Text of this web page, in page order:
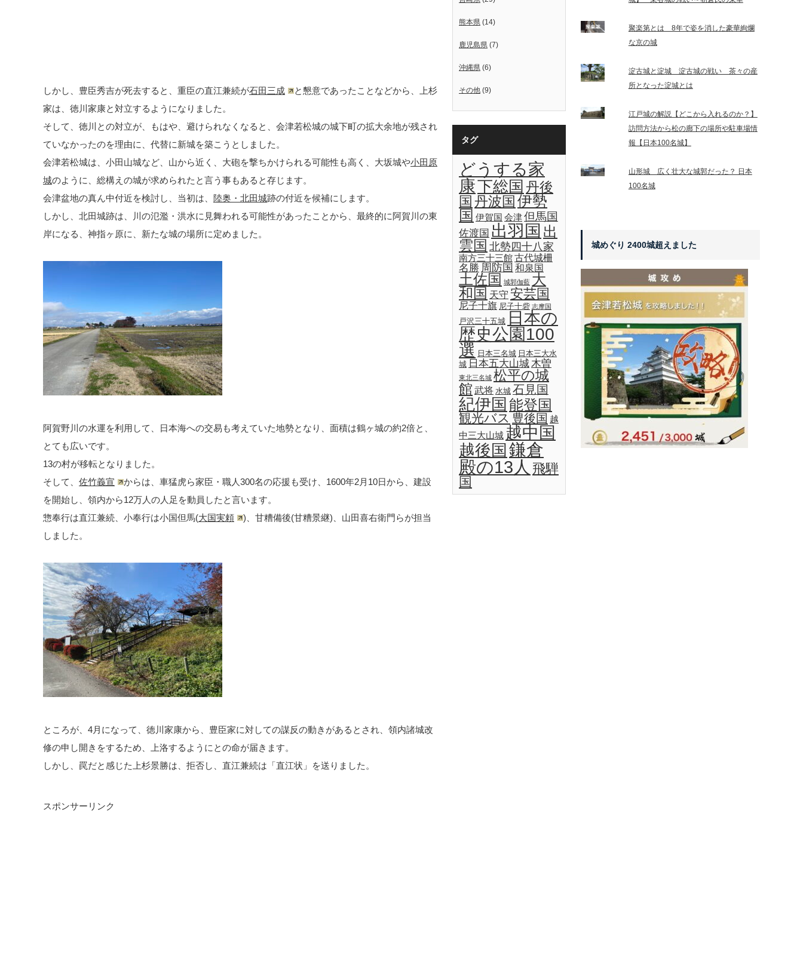
しかし、豊臣秀吉が死去すると、重臣の直江兼続が石田三成
と懇意であったことなどから、上杉
家は、徳川家康と対立するようになりました。
そして、徳川との対立が、もはや、避けられなくなると、会津若松城の城下町の拡大余地が残され
ていなかったのを理由に、代替に新城を築こうとしました。
会津若松城は、小田山城など、山から近く、大砲を撃ちかけられる可能性も高く、大坂城や小田原
城のように、総構えの城が求められたと言う事もあると存じます。
会津盆地の真ん中付近を検討し、当初は、 陸奥・北田城跡の付近を候補にします。
しかし、北田城跡は、川の氾濫・洪水に見舞われる可能性があったことから、最終的に阿賀川の東
岸になる、神指ヶ原に、新たな城の場所に定めました。
阿賀野川の水運を利用して、日本海への交易も考えていた地勢となり、面積は鶴ヶ城の約2倍と、
とても広いです。
13の村が移転となりました。
そして、 佐竹義宣
からは、車猛虎ら家臣・職人300名の応援も受け、1600年2月10日から、建設
を開始し、領内から12万人の人足を動員したと言います。
惣奉行は直江兼続、小奉行は小国但馬(大国実頼
)、甘糟備後(甘糟景継)、山田喜右衛門らが担当
しました。
ところが、4月になって、徳川家康から、豊臣家に対しての謀反の動きがあるとされ、領内諸城改
修の申し開きをするため、上洛するようにとの命が届きます。
しかし、罠だと感じた上杉景勝は、拒否し、直江兼続は「直江状」を送りました。
スポンサーリンク
熊本県 (14)
鹿児島県 (7)
沖縄県 (6)
その他 (9)
タグ
どうする家
康下総国 丹後
国 丹波国 伊勢
国 伊賀国 会津但馬国
佐渡国 出羽国 出
雲国 北勢四十八家
南方三十三館古代城柵
名勝 周防国 和泉国
土佐国 城郭伽藍 大
和国 天守 安芸国
尼子十旗 尼子十砦 志摩国
戸沢三十五城 日本の
歴史公園100
選 日本三名城 日本三大水
城 日本五大山城木曽
東北三名城 松平の城
館 武将 水城 石見国
紀伊国 能登国
観光バス 豊後国 越
中三大山城 越中国
越後国 鎌倉
殿の13人 飛騨
国
聚楽第とは 8年で姿を消した豪華絢爛
な京の城
淀古城と淀城 淀古城の戦い 茶々の産
所となった淀城とは
江戸城の解説【どこから入れるのか？】
訪問方法から松の廊下の場所や駐車場情
報【日本100名城】
山形城 広く壮大な城郭だった？ 日本
100名城
城めぐり 2400城超えました